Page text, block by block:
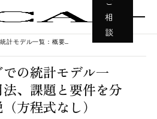
相
談
の統計モデル一
、課題と要件を分
方程式なし）